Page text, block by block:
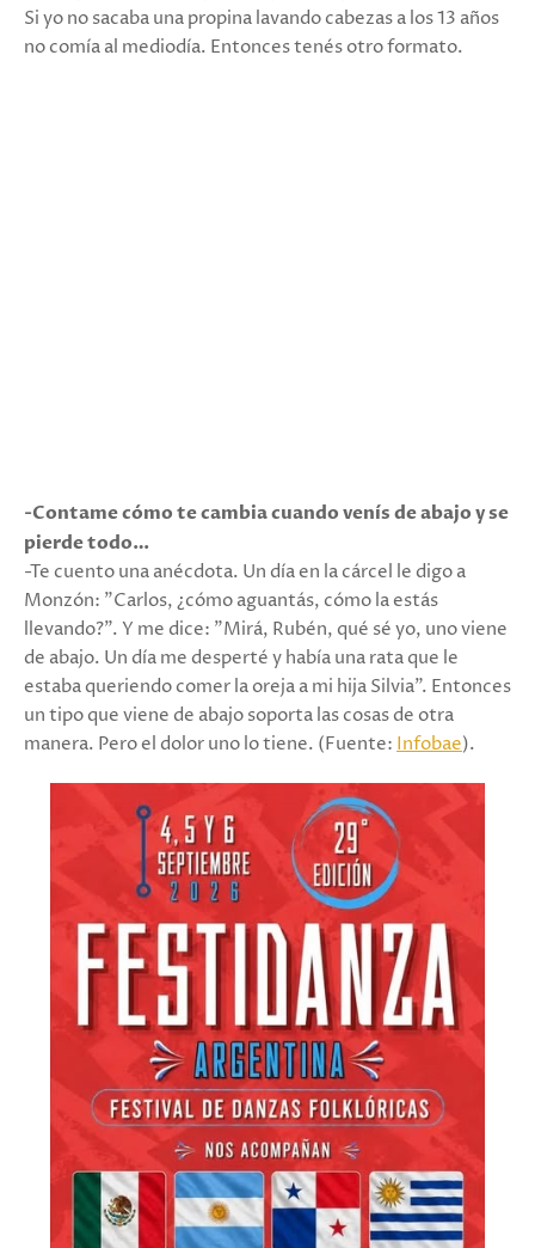
Si yo no sacaba una propina lavando cabezas a los 13 años
no comía al mediodía. Entonces tenés otro formato.
-Contame cómo te cambia cuando venís de abajo y se
pierde todo…
-Te cuento una anécdota. Un día en la cárcel le digo a
Monzón: "Carlos, ¿cómo aguantás, cómo la estás
llevando?". Y me dice: "Mirá, Rubén, qué sé yo, uno viene
de abajo. Un día me desperté y había una rata que le
estaba queriendo comer la oreja a mi hija Silvia". Entonces
un tipo que viene de abajo soporta las cosas de otra
manera. Pero el dolor uno lo tiene. (Fuente: Infobae).